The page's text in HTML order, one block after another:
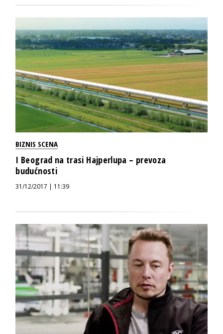
BIZNIS SCENA
I Beograd na trasi Hajperlupa – prevoza
budućnosti
31/12/2017 | 11:39